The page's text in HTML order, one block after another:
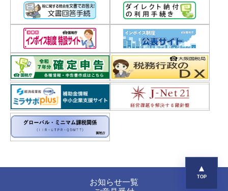
お知らせ一覧